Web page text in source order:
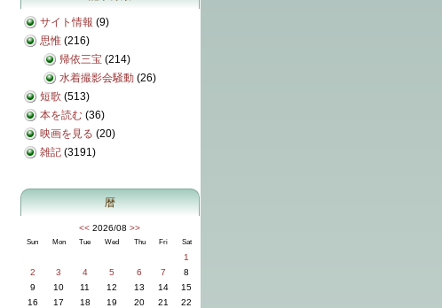
サイト情報 (9)
思惟 (216)
帰依三宝 (214)
水着撮影会騒動 (26)
短歌 (513)
本を読む (36)
映画を見る (20)
雑記 (3191)
暦
<< 2026/08 >>
Sun Mon Tue Wed Thu Fri Sat
1
2
3 4 5 6 7
8
9
10 11 12 13 14
15
16
17 18 19 20 21
22